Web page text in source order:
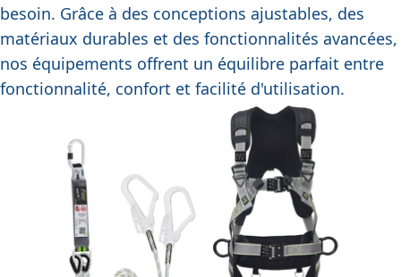
besoin. Grâce à des conceptions ajustables, des
matériaux durables et des fonctionnalités avancées,
nos équipements offrent un équilibre parfait entre
fonctionnalité, confort et facilité d'utilisation.